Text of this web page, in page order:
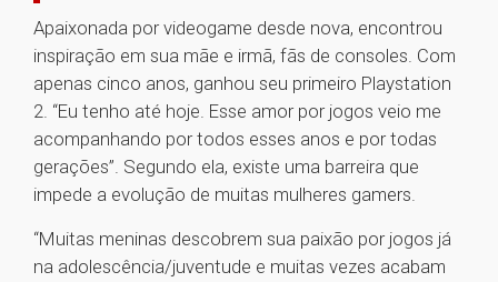
Apaixonada por videogame desde nova, encontrou
inspiração em sua mãe e irmã, fãs de consoles. Com
apenas cinco anos, ganhou seu primeiro Playstation
2. “Eu tenho até hoje. Esse amor por jogos veio me
acompanhando por todos esses anos e por todas
gerações”. Segundo ela, existe uma barreira que
impede a evolução de muitas mulheres gamers.
“Muitas meninas descobrem sua paixão por jogos já
na adolescência/juventude e muitas vezes acabam